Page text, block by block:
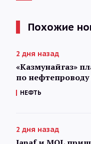
Похожие
2 дня назад
«Казмунайгаз»
по
НЕФТЬ
2 дня назад